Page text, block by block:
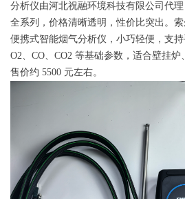
分析仪由河北祝融环境科技有限公司代
全系列，价格清晰透明，性价比突出。
便携式智能烟气分析仪，小巧轻便，支持
O2、CO、CO2 等基础参数，适合壁挂
售价约 5500 元左右。